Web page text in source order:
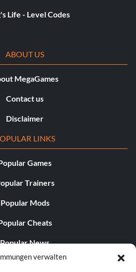
verwalten
Life - Level Codes
ABOUT US
MegaGames
Contact us
Disclaimer
LINKS
Games
Trainers
Popular Mods
Cheats
Popular News
Editorials